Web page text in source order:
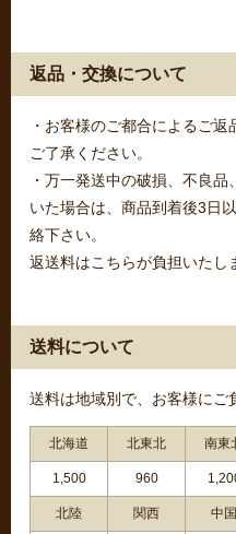
返品・交換について
・お客様のご都合によるご
ご了承ください。
・万一発送中の破損、不良
いた場合は、商品到着後3日
絡下さい。
返送料はこちらが負担いたし
送料について
送料は地域別で、お客様にご
北海道 北東北 南東
1,500 960
北陸 関西 中国